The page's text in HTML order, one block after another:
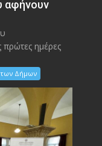
αφήνουν
πρώτες ημέρες
Δήμων